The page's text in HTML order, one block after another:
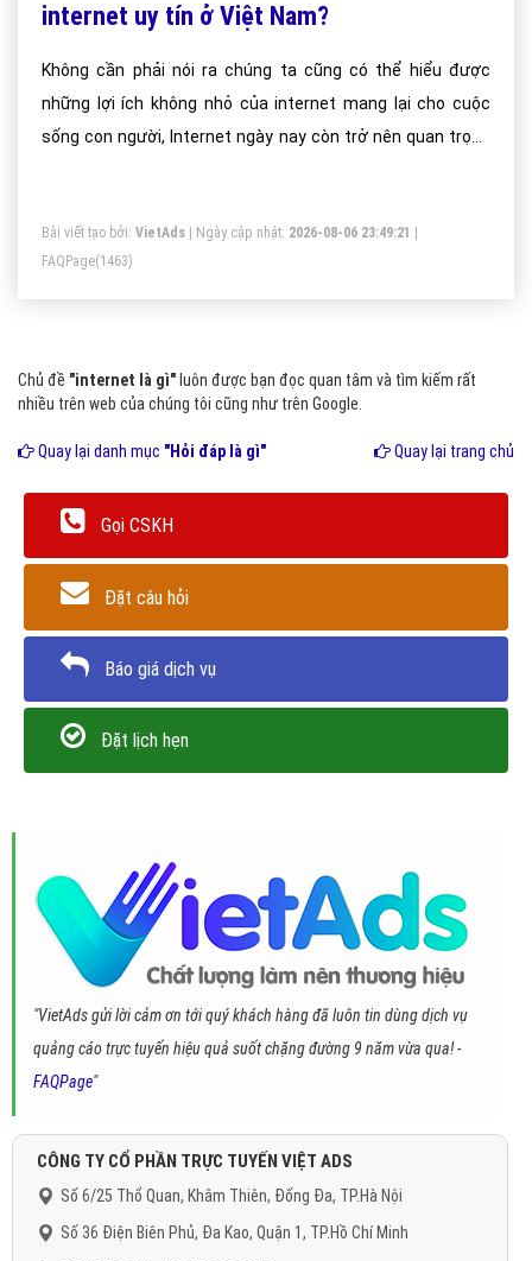
internet uy tín ở Việt Nam?
Không cần phải nói ra chúng ta cũng có thể hiểu được
những lợi ích không nhỏ của internet mang lại cho cuộc
sống con người, Internet ngày nay còn trở nên quan trọng
dây vô hình kết nối người với người.
Bài viết tạo bởi: VietAds | Ngày cập nhật: 2026-08-06 23:49:21
FAQPage(1463)
Chủ đề "internet là gì" luôn được bạn đọc quan tâm và tìm kiếm rất
nhiều trên web của chúng tôi cũng như trên Google.
Quay lại danh mục "Hỏi đáp là gì" Quay lại trang chủ
Gọi CSKH
Đặt câu hỏi
Báo giá dịch vụ
Đặt lịch hẹn
"VietAds gửi lời cảm ơn tới quý khách hàng đã luôn tin dùng dịch vụ
quảng cáo trực tuyến hiệu quả suốt chặng đường 9 năm vừa qua! -
FAQPage"
CÔNG TY CỔ PHẦN TRỰC TUYẾN VIỆT ADS
Số 6/25 Thổ Quan, Khâm Thiên, Đống Đa, TP.Hà Nội
Số 36 Điện Biên Phủ, Đa Kao, Quận 1, TP.Hồ Chí Minh